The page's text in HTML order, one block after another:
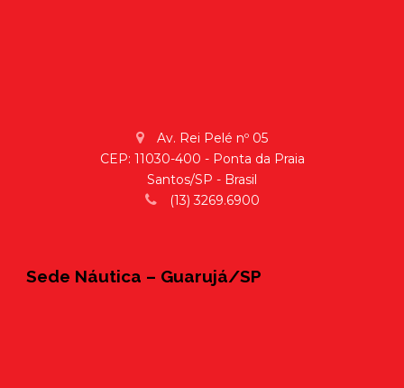
Av. Rei Pelé nº 05
CEP: 11030-400 - Ponta da Praia
Santos/SP - Brasil
(13) 3269.6900
Sede Náutica – Guarujá/SP